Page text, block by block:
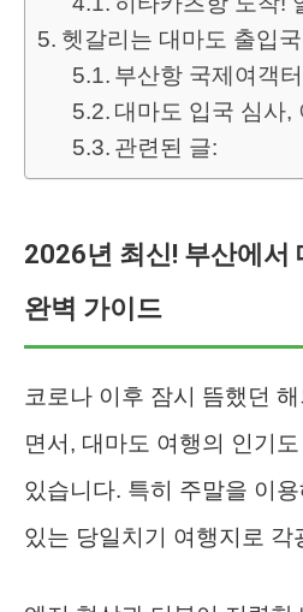
헷갈리는 대마도 출입
부산항 국제여객
대마도 입국 심사,
관련된 글:
2026년 최신! 부산에서
완벽 가이드
코로나 이후 잠시 뜸했던
면서, 대마도 여행의 인기
있습니다. 특히 주말을 이
있는 당일치기 여행지로 각